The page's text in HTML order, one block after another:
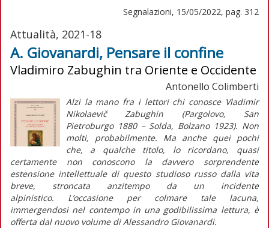
Segnalazioni, 15/05/2022, pag. 312
Attualità, 2021-18
A. Giovanardi, Pensare il confine
Vladimiro Zabughin tra Oriente e Occidente
Antonello Colimberti
Alzi la mano fra i lettori chi conosce Vladimir
Nikolaevič Zabughin (Pargolovo, San
Pietroburgo 1880 – Solda, Bolzano 1923). Non
molti, probabilmente. Ma anche quei pochi
che, a qualche titolo, lo ricordano, quasi
certamente non conoscono la davvero sorprendente
estensione intellettuale di questo studioso russo dalla vita
breve, stroncata anzitempo da un incidente
alpinistico. L’occasione per colmare tale lacuna,
immergendosi nel contempo in una godibilissima lettura, è
offerta dal nuovo volume di Alessandro Giovanardi.